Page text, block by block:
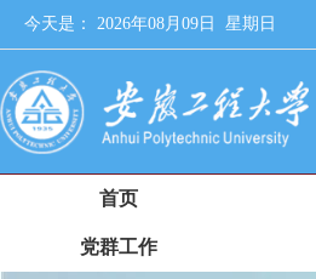
今天是： 2026年08月09日 星期日
首页
党群工作